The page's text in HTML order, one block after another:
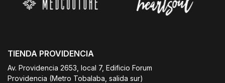
TIENDA PROVIDENCIA
Av. Providencia 2653, local 7, Edificio Forum
Providencia (Metro Tobalaba, salida sur)